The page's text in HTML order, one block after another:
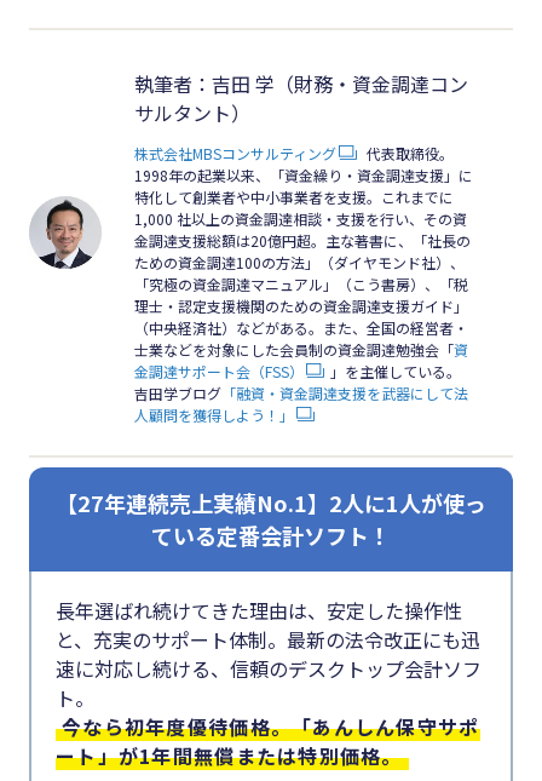
執筆者：吉田 学（財務・資金調達コン
サルタント）
株式会社MBSコンサルティング
代表取締役。
1998年の起業以来、「資金繰り・資金調達支援」に
特化して創業者や中小事業者を支援。これまでに
1,000 社以上の資金調達相談・支援を行い、その資
金調達支援総額は20億円超。主な著書に、「社長の
ための資金調達100の方法」（ダイヤモンド社）、
「究極の資金調達マニュアル」（こう書房）、「税
理士・認定支援機関のための資金調達支援ガイド」
（中央経済社）などがある。また、全国の経営者・
士業などを対象にした会員制の資金調達勉強会「資
金調達サポート会（FSS）
」を主催している。
吉田学ブログ 「融資・資金調達支援を武器にして法
人顧問を獲得しよう！」
【27年連続売上実績No.1】2人に1人が使っ
ている定番会計ソフト！
長年選ばれ続けてきた理由は、安定した操作性
と、充実のサポート体制。最新の法令改正にも迅
速に対応し続ける、信頼のデスクトップ会計ソフ
ト。
今なら初年度優待価格。「あんしん保守サポ
ート」が1年間無償または特別価格。